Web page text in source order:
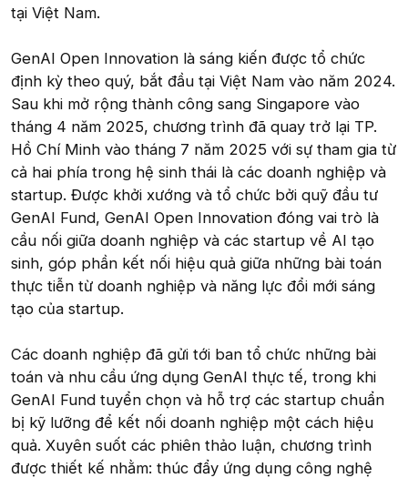
tại Việt Nam.
GenAI Open Innovation là sáng kiến được tổ chức
định kỳ theo quý, bắt đầu tại Việt Nam vào năm 2024.
Sau khi mở rộng thành công sang Singapore vào
tháng 4 năm 2025, chương trình đã quay trở lại TP.
Hồ Chí Minh vào tháng 7 năm 2025 với sự tham gia từ
cả hai phía trong hệ sinh thái là các doanh nghiệp và
startup. Được khởi xướng và tổ chức bởi quỹ đầu tư
GenAI Fund, GenAI Open Innovation đóng vai trò là
cầu nối giữa doanh nghiệp và các startup về AI tạo
sinh, góp phần kết nối hiệu quả giữa những bài toán
thực tiễn từ doanh nghiệp và năng lực đổi mới sáng
tạo của startup.
Các doanh nghiệp đã gửi tới ban tổ chức những bài
toán và nhu cầu ứng dụng GenAI thực tế, trong khi
GenAI Fund tuyển chọn và hỗ trợ các startup chuẩn
bị kỹ lưỡng để kết nối doanh nghiệp một cách hiệu
quả. Xuyên suốt các phiên thảo luận, chương trình
được thiết kế nhằm: thúc đẩy ứng dụng công nghệ